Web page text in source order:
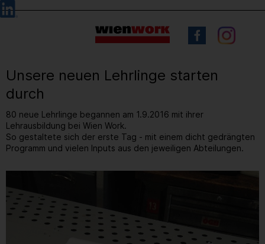
Barrierefreie
Bedienung
Sprachauswahl
Unsere neuen Lehrlinge starten
durch
80 neue Lehrlinge begannen am 1.9.2016 mit ihrer
Lehrausbildung bei Wien Work.
So gestaltete sich der erste Tag - mit einem dicht gedrängten
Programm und vielen Inputs aus den jeweiligen Abteilungen.